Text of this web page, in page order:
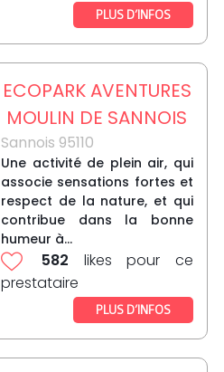
PLUS D’INFOS
ECOPARK AVENTURES
MOULIN DE SANNOIS
Sannois 95110
Une activité de plein air, qui
associe sensations fortes et
respect de la nature, et qui
contribue dans la bonne
humeur à...
582 likes pour ce
prestataire
PLUS D’INFOS